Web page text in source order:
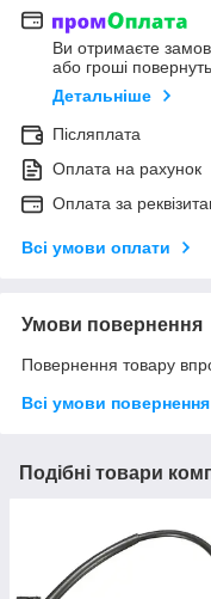
Ви отримаєте
або гроші
Детальніше
Післяплата
Оплата на рахунок
Оплата за
Всі умови оплати
Умови повернення
Повернення товару
Всі умови повернення
Подібні товари